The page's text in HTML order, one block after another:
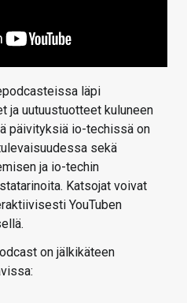
läpi
ja uutuustuotteet kuluneen
päivityksiä io-techissä on
sekä
ja io-techin
Katsojat voivat
YouTuben
on jälkikäteen